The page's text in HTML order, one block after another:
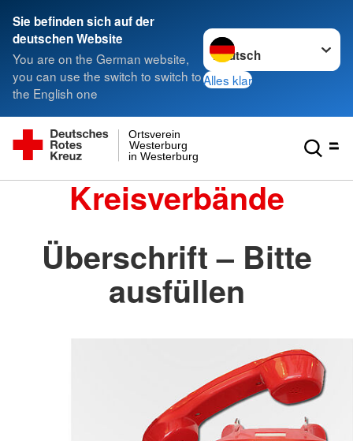
Sie befinden sich auf der
deutschen Website
You are on the German website,
you can use the switch to switch to
the English one
Sprache wechseln zu
Alles klar
in Westerburg
Westerburg
Ortsverein
Kreisverbände
Überschrift – Bitte
ausfüllen